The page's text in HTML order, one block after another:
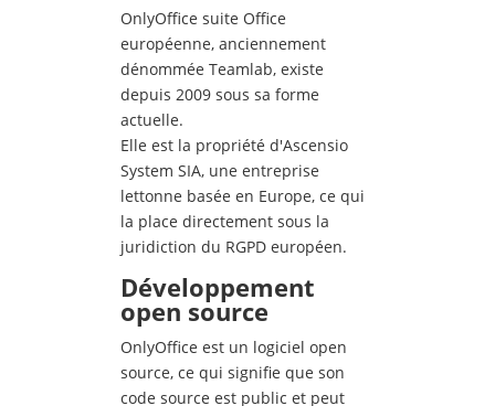
OnlyOffice suite Office
européenne, anciennement
dénommée Teamlab, existe
depuis 2009 sous sa forme
actuelle.
Elle est la propriété d'Ascensio
System SIA, une entreprise
lettonne basée en Europe, ce qui
la place directement sous la
juridiction du RGPD européen.
Développement
open source
OnlyOffice est un logiciel open
source, ce qui signifie que son
code source est public et peut